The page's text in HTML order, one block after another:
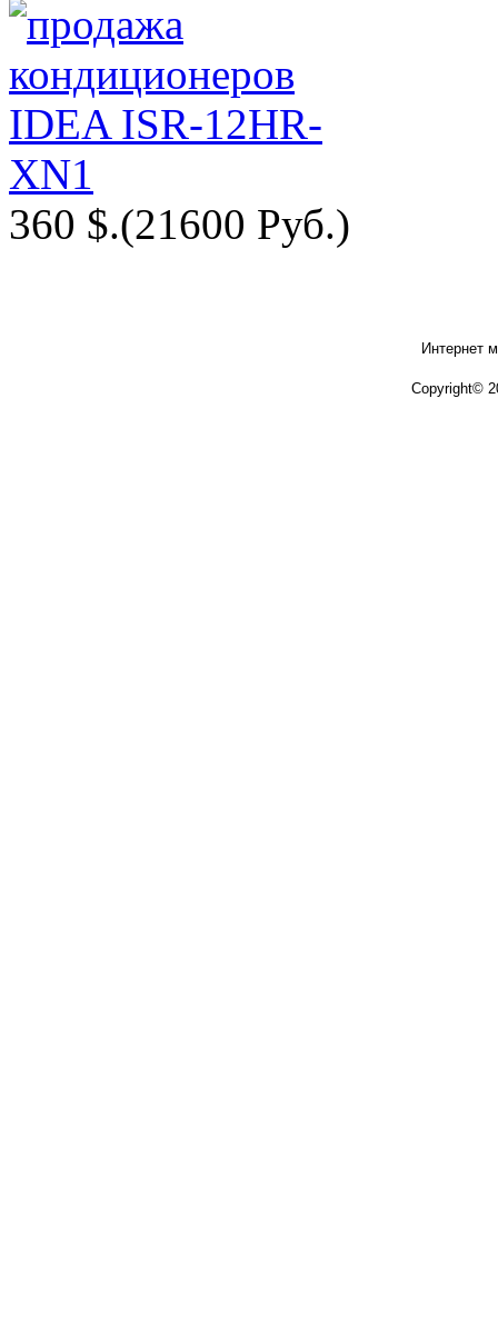
360 $.(21600 Руб.)
Интернет
Copyright©